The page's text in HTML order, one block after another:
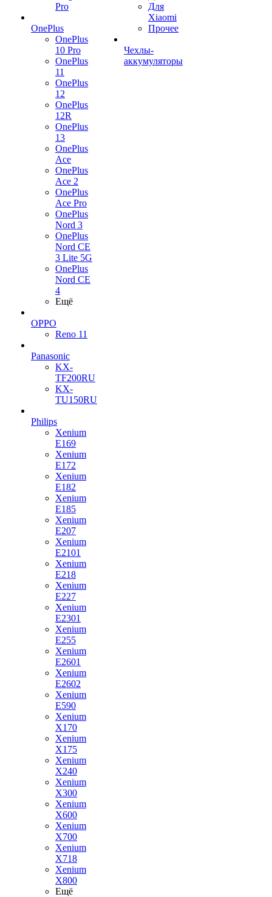
Pro
OnePlus
OnePlus
10 Pro
OnePlus
11
OnePlus
12
OnePlus
12R
OnePlus
13
OnePlus
Ace
OnePlus
Ace 2
OnePlus
Ace Pro
OnePlus
Nord 3
OnePlus
Nord CE
3 Lite 5G
OnePlus
Nord CE
4
Ещё
OPPO
Reno 11
Panasonic
KX-
TF200RU
KX-
TU150RU
Philips
Xenium
E169
Xenium
E172
Xenium
E182
Xenium
E185
Xenium
E207
Xenium
E2101
Xenium
E218
Xenium
E227
Xenium
E2301
Xenium
E255
Xenium
E2601
Xenium
E2602
Xenium
E590
Xenium
X170
Xenium
X175
Xenium
X240
Xenium
X300
Xenium
X600
Xenium
X700
Xenium
X718
Xenium
X800
Ещё
Для
Xiaomi
Прочее
Чехлы-
аккумуляторы